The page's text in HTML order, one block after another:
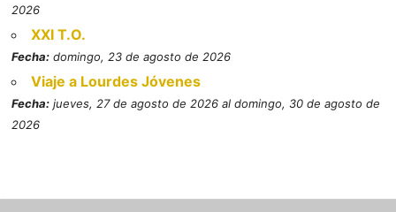
2026
XXI T.O.
Fecha: domingo, 23 de agosto de 2026
Viaje a Lourdes Jóvenes
Fecha: jueves, 27 de agosto de 2026 al domingo, 30 de agosto de
2026